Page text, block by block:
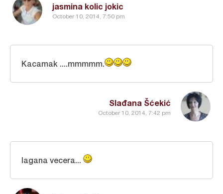
jasmina kolic jokic
October 10, 2014, 7:50 pm
Slađana Šćekić
October 10, 2014, 7:42 pm
Kacamak ....mmmmm.
lagana vecera...